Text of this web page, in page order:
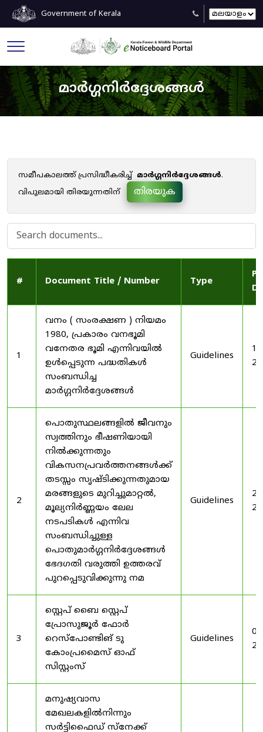
Government of Kerala
മാർഗ്ഗനിർദ്ദേശങ്ങൾ
സമീപകാലത്ത് പ്രസിദ്ധീകരിച്ച് മാർഗ്ഗനിർദ്ദേശങ്ങൾ.
വിപുലമായി തിരയുന്നതിന്
തിരയുക
# Document Title / Number Type
1
വനം ( സംരക്ഷണ ) നിയമം
1980, പ്രകാരം വനഭൂമി
വനേതര ഭൂമി എന്നിവയിൽ
ഉൾപ്പെടുന്ന പദ്ധതികൾ
സംബന്ധിച്ച
മാർഗ്ഗനിർദ്ദേശങ്ങൾ
Guidelines
2
പൊതുസ്ഥലങ്ങളിൽ ജീവനും
സ്വത്തിനും ഭീഷണിയായി
നിൽക്കുന്നതും
വികസനപ്രവർത്തനങ്ങൾക്ക്
തടസ്സം സൃഷ്ടിക്കുന്നതുമായ
മരങ്ങളുടെ മുറിച്ചുമാറ്റൽ,
മൂല്യനിർണ്ണയം ലേല
നടപടികൾ എന്നിവ
സംബന്ധിച്ചുള്ള
പൊതുമാർഗ്ഗനിർദ്ദേശങ്ങൾ
ഭേദഗതി വരുത്തി ഉത്തരവ്
പുറപ്പെടുവിക്കുന്നു നമ
Guidelines
3
സ്റ്റെപ് ബൈ സ്റ്റെപ്
പ്രോസുജൂർ ഫോർ
റെസ്‌പോണ്ടിങ് ടു
കോംപ്രമൈസ് ഓഫ്
സിസ്റ്റംസ്
Guidelines
മനുഷ്യവാസ
മേഖലകളിൽനിന്നും
സർട്ടിഫൈഡ് സ്നേക്ക്